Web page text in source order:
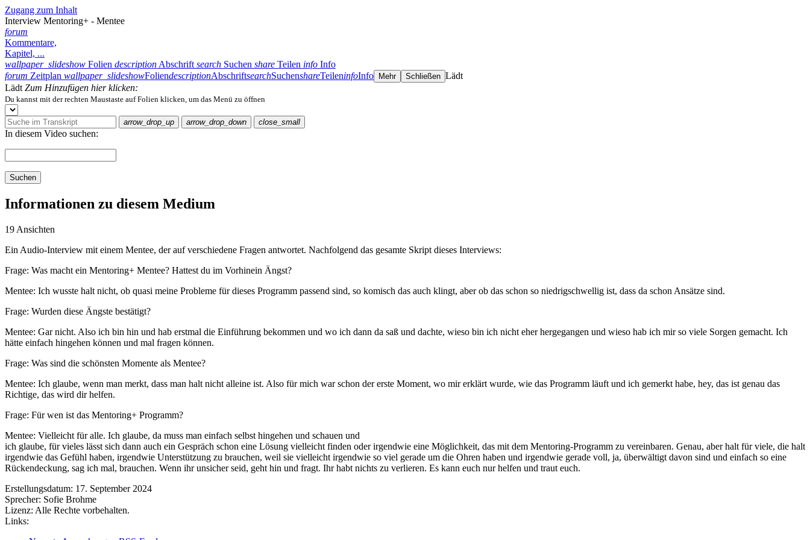
Zugang zum Inhalt
Interview Mentoring+ - Mentee
forum
Kommentare,
Kapitel, ...
wallpaper_slideshow Folien description Abschrift search Suchen share Teilen info Info
forum Zeitplan wallpaper_slideshowFoliendescriptionAbschriftsearchSuchenshareTeileninfoInfo Mehr Schließen Lädt
Lädt Zum Hinzufügen hier klicken:
Du kannst mit der rechten Maustaste auf Folien klicken, um das Menü zu öffnen
arrow_drop_up arrow_drop_down close_small
In diesem Video suchen:
Suchen
Informationen zu diesem Medium
19 Ansichten
Ein Audio-Interview mit einem Mentee, der auf verschiedene Fragen antwortet. Nachfolgend das gesamte Skript dieses Interviews:
Frage: Was macht ein Mentoring+ Mentee? Hattest du im Vorhinein Ängst?
Mentee: Ich wusste halt nicht, ob quasi meine Probleme für dieses Programm passend sind, so komisch das auch klingt, aber ob das schon so niedrigschwellig ist, dass da schon Ansätze sind.
Frage: Wurden diese Ängste bestätigt?
Mentee: Gar nicht. Also ich bin hin und hab erstmal die Einführung bekommen und wo ich dann da saß und dachte, wieso bin ich nicht eher hergegangen und wieso hab ich mir so viele Sorgen gemacht. Ich
hätte einfach hingehen können und mal fragen können.
Frage: Was sind die schönsten Momente als Mentee?
Mentee: Ich glaube, wenn man merkt, dass man halt nicht alleine ist. Also für mich war schon der erste Moment, wo mir erklärt wurde, wie das Programm läuft und ich gemerkt habe, hey, das ist genau das
Richtige, das wird dir helfen.
Frage: Für wen ist das Mentoring+ Programm?
Mentee: Vielleicht für alle. Ich glaube, da muss man einfach selbst hingehen und schauen und
ich glaube, für vieles lässt sich dann auch ein Gespräch schon eine Lösung vielleicht finden oder irgendwie eine Möglichkeit, das mit dem Mentoring-Programm zu vereinbaren. Genau, aber halt für viele, die halt
irgendwie das Gefühl haben, irgendwie Unterstützung zu brauchen, weil sie vielleicht irgendwie so viel gerade um die Ohren haben und irgendwie gerade voll, ja, überwältigt davon sind und einfach so eine
Rückendeckung, sag ich mal, brauchen. Wenn ihr unsicher seid, geht hin und fragt. Ihr habt nichts zu verlieren. Es kann euch nur helfen und traut euch.
Erstellungsdatum: 17. September 2024
Sprecher: Sofie Brohme
Lizenz: Alle Rechte vorbehalten.
Links: